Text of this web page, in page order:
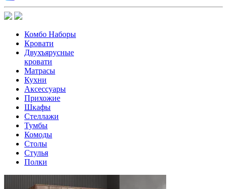
Комбо Наборы
Кровати
Двухъярусные
кровати
Матрасы
Кухни
Аксессуары
Прихожие
Шкафы
Стеллажи
Тумбы
Комоды
Столы
Стулья
Полки